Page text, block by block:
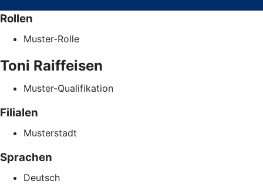
Rollen
Muster-Rolle
Toni Raiffeisen
Muster-Qualifikation
Filialen
Musterstadt
Sprachen
Deutsch